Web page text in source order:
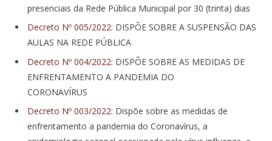
presenciais da Rede Pública Municipal por 30 (trinta) dias
Decreto Nº 005/2022: DISPÕE SOBRE A SUSPENSÃO DAS
AULAS NA REDE PÚBLICA
Decreto Nº 004/2022: DISPÕE SOBRE AS MEDIDAS DE
ENFRENTAMENTO A PANDEMIA DO
CORONAVÍRUS
Decreto Nº 003/2022: Dispõe sobre as medidas de
enfrentamento a pandemia do Coronavírus, a